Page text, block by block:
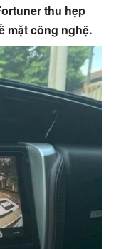
thu hẹp
mặt công nghệ.